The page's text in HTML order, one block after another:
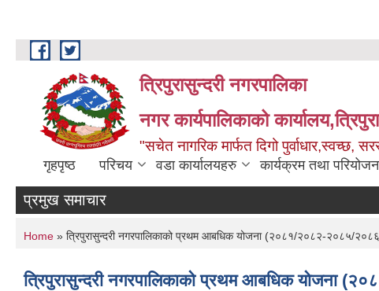
Skip to main content
त्रिपुरासुन्दरी नगरपालिका
नगर कार्यपालिकाको
"सचेत नागरिक मार्फत दिगो पुर्वाधार,स्वच्छ,
गृहपृष्ठ परिचय वडा कार्यालयहरु कार्यक्रम तथा
प्रमुख समाचार
You are here
Home » त्रिपुरासुन्दरी नगरपालिकाको प्रथम आबधिक योजना (२०८१/२०८२-२०८५/
त्रिपुरासुन्दरी नगरपालिकाको प्रथम आबधिक योजना